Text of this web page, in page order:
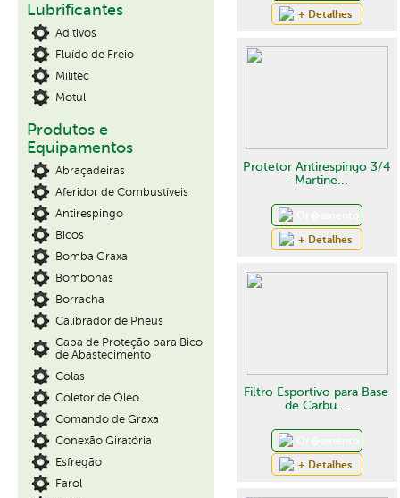
Lubrificantes
Aditivos
Fluído de Freio
Militec
Motul
Produtos e
Equipamentos
Abraçadeiras
Aferidor de Combustíveis
Antirespingo
Bicos
Bomba Graxa
Bombonas
Borracha
Calibrador de Pneus
Capa de Proteção para Bico
de Abastecimento
Colas
Coletor de Óleo
Comando de Graxa
Conexão Giratória
Esfregão
Farol
+ Detalhes
Protetor Antirespingo 3/4
- Martine...
+ Detalhes
Filtro Esportivo para Base
de Carbu...
+ Detalhes